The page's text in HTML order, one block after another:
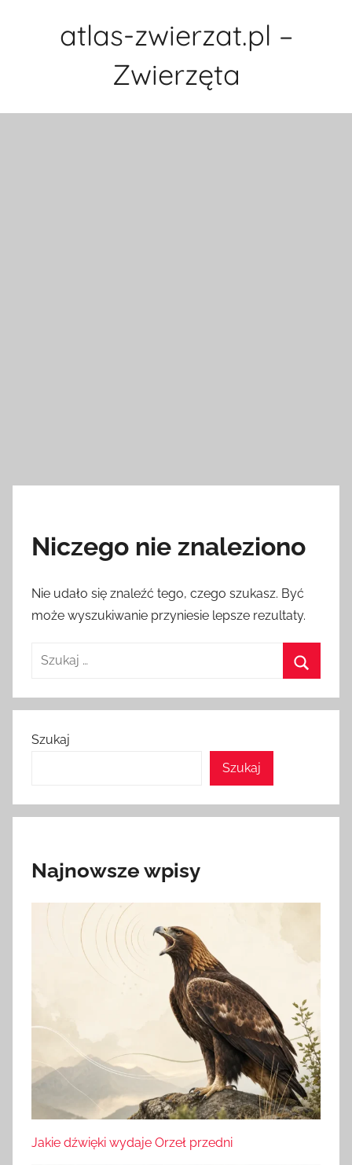
atlas-zwierzat.pl –
Zwierzęta
Niczego nie znaleziono
Nie udało się znaleźć tego, czego szukasz. Być
może wyszukiwanie przyniesie lepsze rezultaty.
Szukaj:
Szukaj
Szukaj
Najnowsze wpisy
Jakie dźwięki wydaje Orzeł przedni